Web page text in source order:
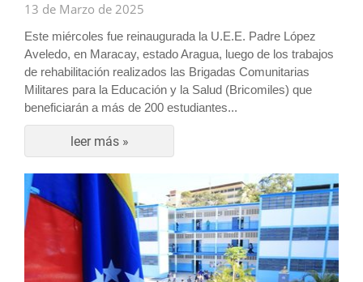
13 de Marzo de 2025
Este miércoles fue reinaugurada la U.E.E. Padre López
Aveledo, en Maracay, estado Aragua, luego de los trabajos
de rehabilitación realizados las Brigadas Comunitarias
Militares para la Educación y la Salud (Bricomiles) que
beneficiarán a más de 200 estudiantes...
leer más »